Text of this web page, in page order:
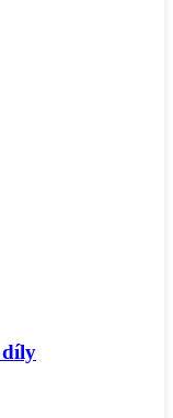
díly